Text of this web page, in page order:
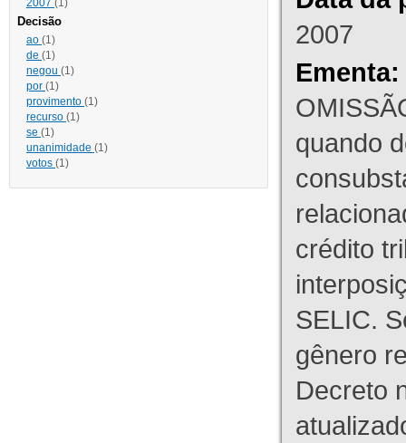
2007 (1)
Decisão
ao (1)
de (1)
negou (1)
por (1)
provimento (1)
recurso (1)
se (1)
unanimidade (1)
votos (1)
2007
Ementa:
quando
crédito
SELIC.
gênero
Decreto